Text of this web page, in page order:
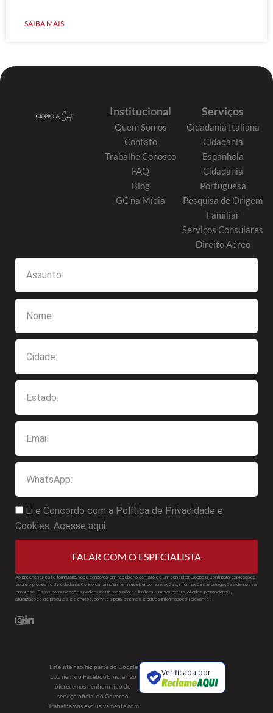
SAIBA MAIS
Institucional
Quem Somos
Contato
Trabalhe Conosco
FAQ
Blog
GC na Mídia
Serviços
Cidadania Italiana
Cidadania
Espanhola
Cidadania
Portuguesa
Pesquisa de Origem
Familiar
Serviços Consulares
Direito Aéreo
Li e Concordo com a Política de Privacidade e
Cookies. Acesse aqui.
FALAR COM O ESPECIALISTA
Ao preencher este formulário, você concorda em receber o contato de um consultor Gioppo & Conti para explicações
sobre o processo de cidadania. Concorda também em receber comunicações, informações e divulgações de nossa
empresa. Estas comunicações podem incluir, mas não se limitam a, newsletters, ofertas promocionais,
atualizações de produtos e serviços, convites para eventos e outras informações relevantes.
Este site não faz parte do Google
LLC nem do Facebook Inc. e não
oferecemos nenhum tipo de
serviço oficial do Governo.
Trabalhamos exclusivamente com
Verificada por